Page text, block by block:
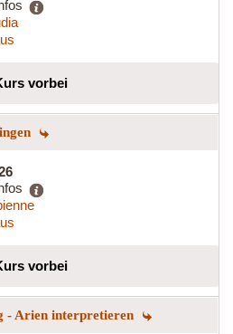
vorbei
vorbei
- Arien interpretieren